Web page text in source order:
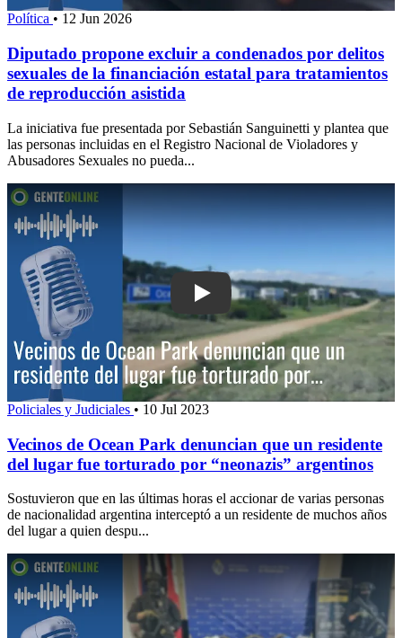
Política • 12 Jun 2026
Diputado propone excluir a condenados por delitos
sexuales de la financiación estatal para tratamientos
de reproducción asistida
La iniciativa fue presentada por Sebastián Sanguinetti y plantea que
las personas incluidas en el Registro Nacional de Violadores y
Abusadores Sexuales no pueda...
Play: Vecinos de Ocean Park
Policiales y Judiciales • 10 Jul 2023
Vecinos de Ocean Park denuncian que un residente
del lugar fue torturado por “neonazis” argentinos
Sostuvieron que en las últimas horas el accionar de varias personas
de nacionalidad argentina interceptó a un residente de muchos años
del lugar a quien despu...